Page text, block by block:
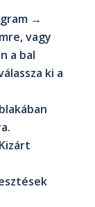
→
vagy
a bal
ki a
Kizárt